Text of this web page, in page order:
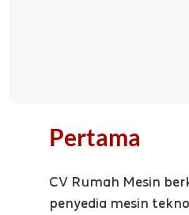
Pertama
CV Rumah Mesin
penyedia mesin